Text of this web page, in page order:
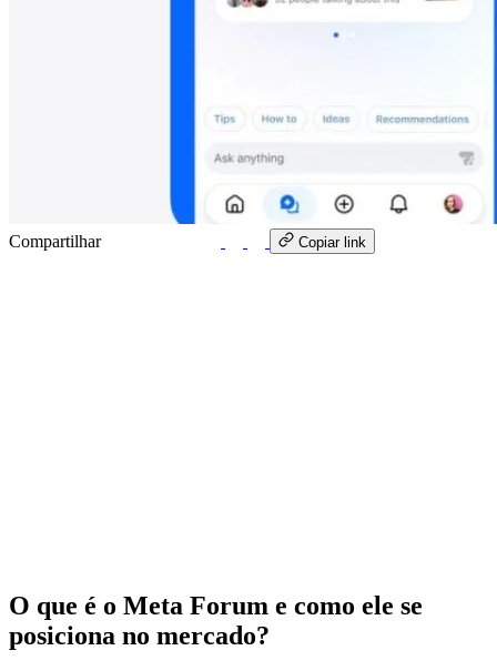
Compartilhar Copiar link
O que é o Meta Forum e como ele se
posiciona no mercado?